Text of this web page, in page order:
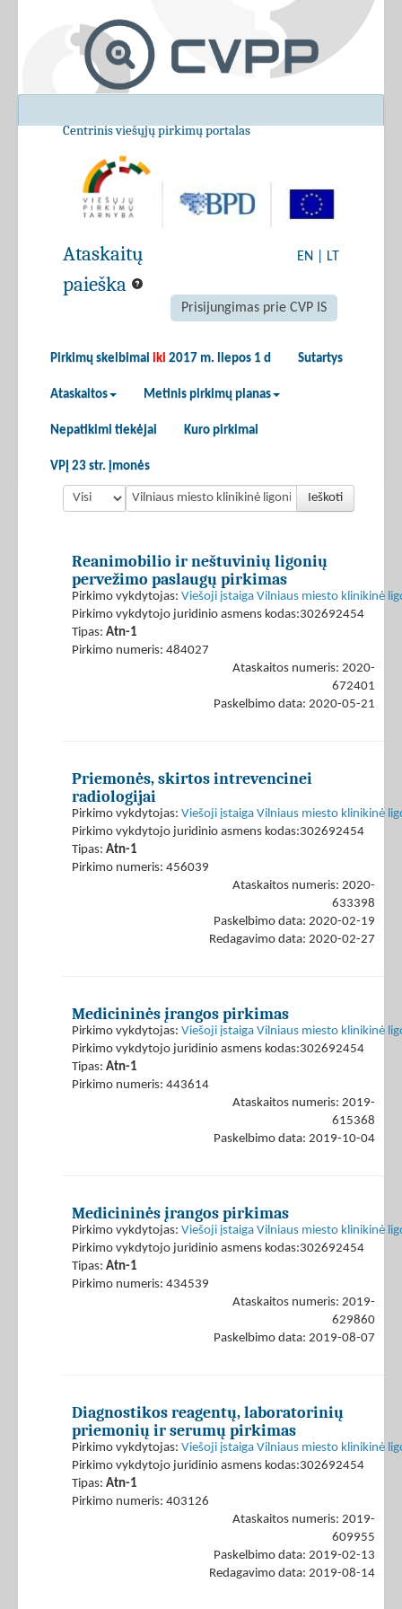
Centrinis viešųjų pirkimų portalas
EN LT
Prisijungimas prie CVP IS
Pirkimų skelbimai iki 2017 m. liepos 1 d Sutartys
Ataskaitos Metinis pirkimų planas
Nepatikimi tiekėjai Kuro pirkimai
VPĮ 23 str. įmonės
Ataskaitų
paieška
Ieškoti
Reanimobilio ir neštuvinių ligonių
pervežimo paslaugų pirkimas
Pirkimo vykdytojas: Viešoji įstaiga Vilniaus miesto klinikinė
Pirkimo vykdytojo juridinio asmens kodas:302692454
Tipas: Atn-1
Pirkimo numeris: 484027
Ataskaitos numeris: 2020-
672401
Paskelbimo data: 2020-05-21
Priemonės, skirtos intrevencinei
radiologijai
Pirkimo vykdytojas: Viešoji įstaiga Vilniaus miesto klinikinė
Pirkimo vykdytojo juridinio asmens kodas:302692454
Tipas: Atn-1
Pirkimo numeris: 456039
Ataskaitos numeris: 2020-
633398
Paskelbimo data: 2020-02-19
Redagavimo data: 2020-02-27
Medicininės įrangos pirkimas
Pirkimo vykdytojas: Viešoji įstaiga Vilniaus miesto klinikinė
Pirkimo vykdytojo juridinio asmens kodas:302692454
Tipas: Atn-1
Pirkimo numeris: 443614
Ataskaitos numeris: 2019-
615368
Paskelbimo data: 2019-10-04
Medicininės įrangos pirkimas
Pirkimo vykdytojas: Viešoji įstaiga Vilniaus miesto klinikinė
Pirkimo vykdytojo juridinio asmens kodas:302692454
Tipas: Atn-1
Pirkimo numeris: 434539
Ataskaitos numeris: 2019-
629860
Paskelbimo data: 2019-08-07
Diagnostikos reagentų, laboratorinių
priemonių ir serumų pirkimas
Pirkimo vykdytojas: Viešoji įstaiga Vilniaus miesto klinikinė
Pirkimo vykdytojo juridinio asmens kodas:302692454
Tipas: Atn-1
Pirkimo numeris: 403126
Ataskaitos numeris: 2019-
609955
Paskelbimo data: 2019-02-13
Redagavimo data: 2019-08-14